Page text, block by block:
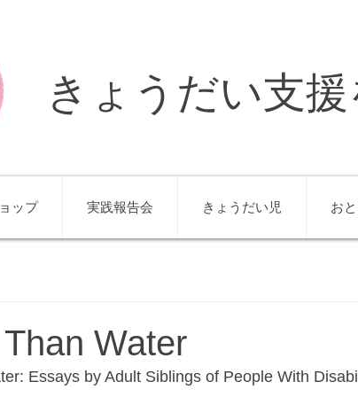
きょうだい支
ップ 実践報告会 きょうだい児 お
Water
Essays by Adult Siblings of People With